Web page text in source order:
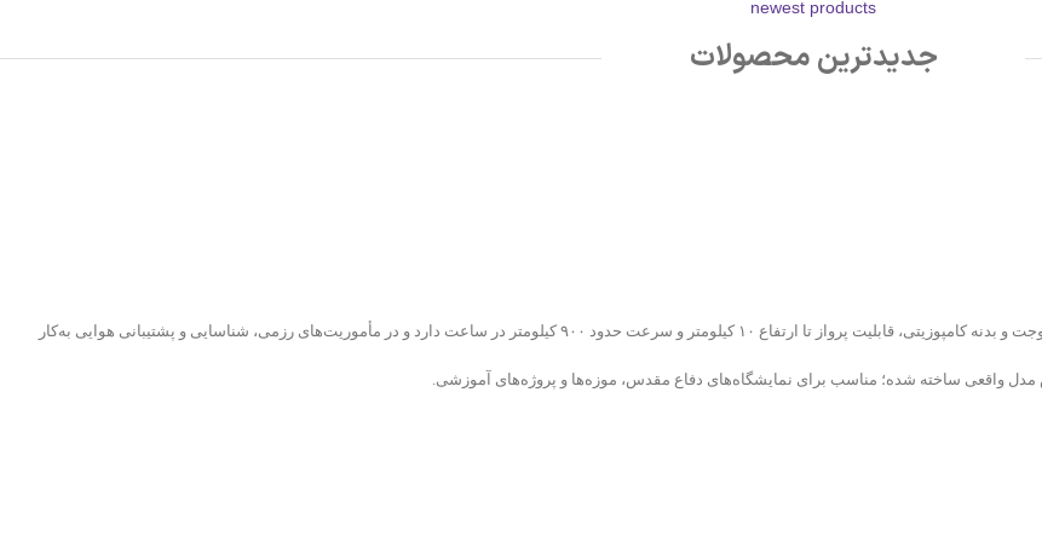
newest products
جدیدترین محصولات
«کرار» نخستین پهپاد جت ایرانی است؛ نماد جسارت و فناوری بومی. این پرنده با موتور توربوجت و بدنه کامپوزیتی، قابلیت پرواز تا ارتفاع ۱۰ کیلومتر و سرعت حدود ۹۰۰ کیلومتر در ساعت دارد و در مأموریت‌های رزمی، شناسایی و پشتیبانی هوایی به‌کار